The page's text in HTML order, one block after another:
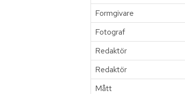
Formgivare
Fotograf
Redaktör
Redaktör
Mått